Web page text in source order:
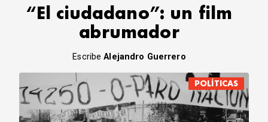
“El ciudadano”: un film
abrumador
EscribeAlejandro Guerrero
POLÍTICAS